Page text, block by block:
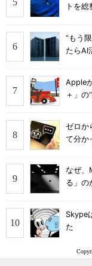
トを総
“もう
たらAI
Apple
＋」
ゼロか
て分か
なぜ、
る」の
Skype
た